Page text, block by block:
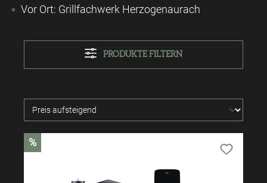
Vor Ort: Grillfachwerk Herzogenaurach
PRODUKTE FILTERN
%